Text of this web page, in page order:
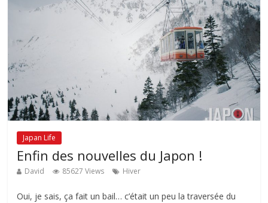
Japan Life
Enfin des nouvelles du Japon !
David 85627 Views Hiver
Oui, je sais, ça fait un bail… c’était un peu la traversée du